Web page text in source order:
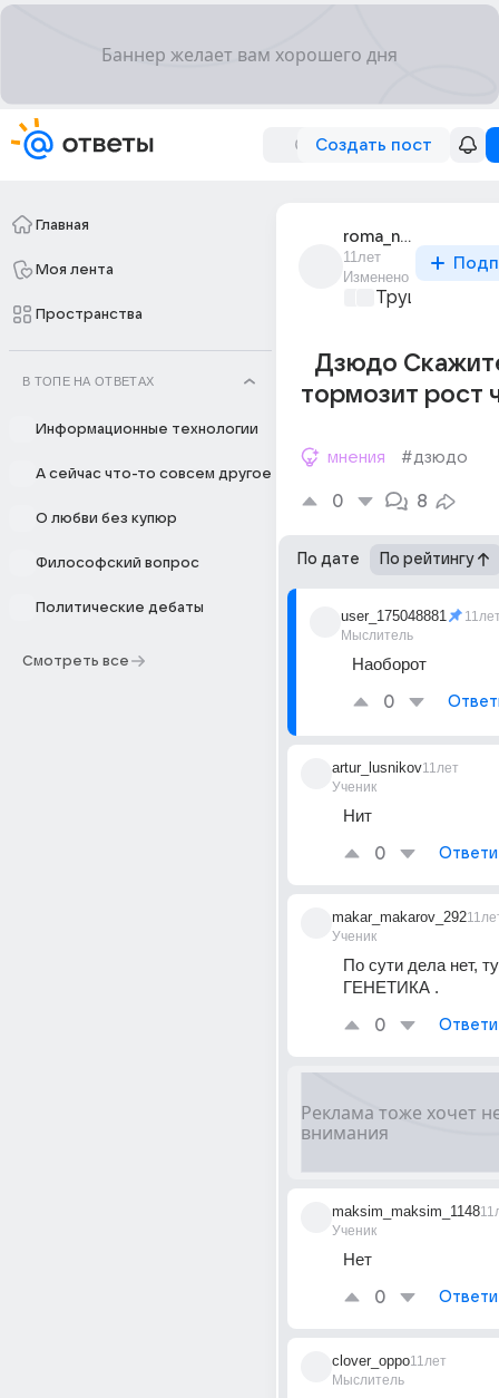
Создать пост
Главная
Моя лента
Пространства
В ТОПЕ НА ОТВЕТАХ
Информационные технологии
А сейчас что-то совсем другое
О любви без купюр
Философский вопрос
Политические дебаты
Смотреть все
roma_nissan
11лет
Изменено
Трушный
Дзюдо
тормозит рост
мнения #дзюдо
0 8
По дате По рейтингу
user_175048881
Мыслитель
Наоборот
0
artur_lusnikov
Ученик
11лет
Нит
0
makar_makarov_292
Ученик
По сути дела нет,
ГЕНЕТИКА .
0
maksim_maksim_1148
Ученик
Нет
0
clover_oppo
Мыслитель
11лет